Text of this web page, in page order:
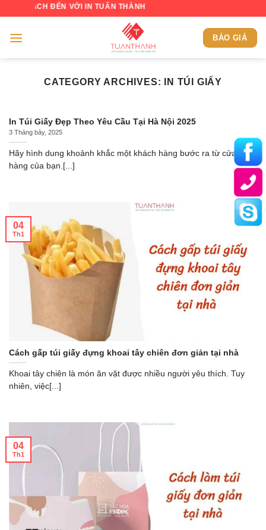
content
ĐẾN VỚI IN TUẤN THÀNH
BÁO GIÁ
CATEGORY ARCHIVES: IN TÚI GIẤY
In Túi Giấy Đẹp Theo Yêu Cầu Tại Hà Nội 2025
3 Tháng bảy, 2025
Hãy hình dung khoảnh khắc một khách hàng bước ra từ cửa
hàng của bạn.[...]
Cách gấp túi giấy đựng khoai tây chiên đơn giản tại nhà
Khoai tây chiên là món ăn vặt được nhiều người yêu thích. Tuy
nhiên, việc[...]
04
Th1
04
Th1